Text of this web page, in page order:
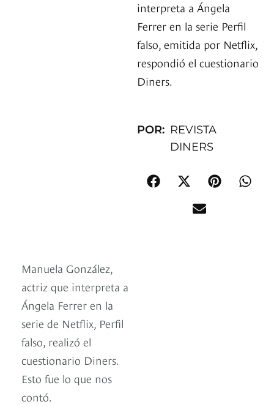
interpreta a Ángela
Ferrer en la serie Perfil
falso, emitida por Netflix,
respondió el cuestionario
Diners.
POR: REVISTA
DINERS
Manuela González,
actriz que interpreta a
Ángela Ferrer en la
serie de Netflix, Perfil
falso, realizó el
cuestionario Diners.
Esto fue lo que nos
contó.